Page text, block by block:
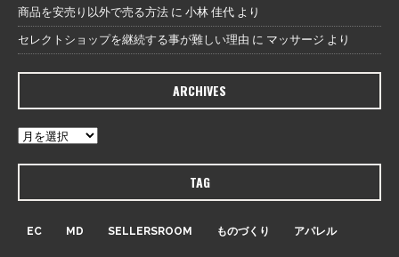
商品を安売り以外で売る方法 に 小林 佳代 より
セレクトショップを継続する事が難しい理由 に マッサージ より
ARCHIVES
TAG
EC MD SELLERSROOM ものづくり アパレル